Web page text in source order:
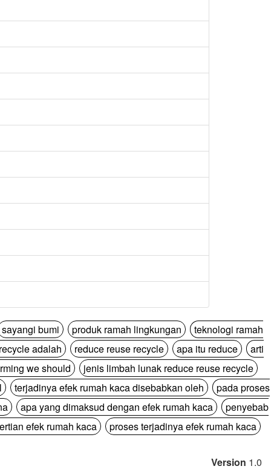
sayangi bumi produk ramah lingkungan
teknologi ramah
adalah
reduce reuse recycle apa itu reduce
arti
we should
jenis limbah lunak reduce reuse recycle
terjadinya efek rumah kaca disebabkan oleh
pada proses
apa yang dimaksud dengan efek rumah kaca
penyebab
efek rumah kaca
proses terjadinya efek rumah kaca
Version 1.0